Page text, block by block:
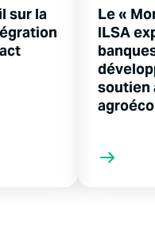
sur la
Le «
ILSA
soutien